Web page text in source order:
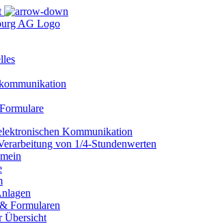
Kommunikation
von 1/4-Stundenwerten
Formularen
Übersicht